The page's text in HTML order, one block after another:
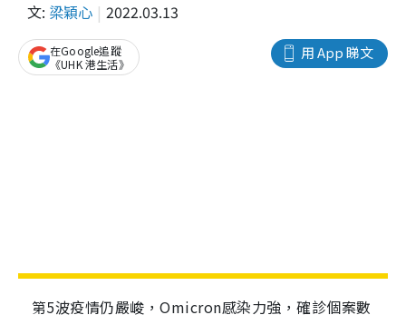
文: 梁穎心 2022.03.13
用 App 睇文
在Google追蹤
《UHK 港生活》
第5波疫情仍嚴峻，Omicron感染力強，確診個案數